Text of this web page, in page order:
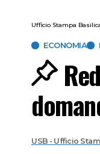
Ufficio Stampa
ECONOMIA
USB - Ufficio